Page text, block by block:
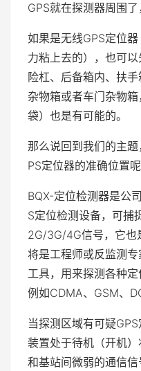
GPS就在探测器周围了
如果是无线GPS定位
力粘上去的），也可
险杠、后备箱内、扶
杂物箱或者车门杂物
袋）也是有可能的。
那么说回到我们的主
PS定位器的准确位置呢
BQX-定位检测器是公
S定位检测设备，可捕
2G/3G/4G信号，它也
将是工程师或反监测
工具，用来探测各种定
例如CDMA、GSM、
当探测区域有可疑
装置处于待机（开机
和基站间微弱的通信